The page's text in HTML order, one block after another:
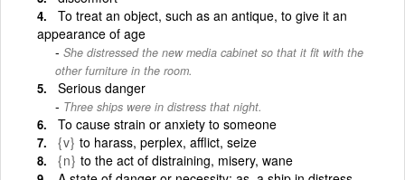
To treat an object, such as an antique, to give it an
appearance of age
She distressed the new media cabinet so that it fit with the
other furniture in the room.
Serious danger
Three ships were in distress that night.
To cause strain or anxiety to someone
{v} to harass, perplex, afflict, seize
{n} to the act of distraining, misery, wane